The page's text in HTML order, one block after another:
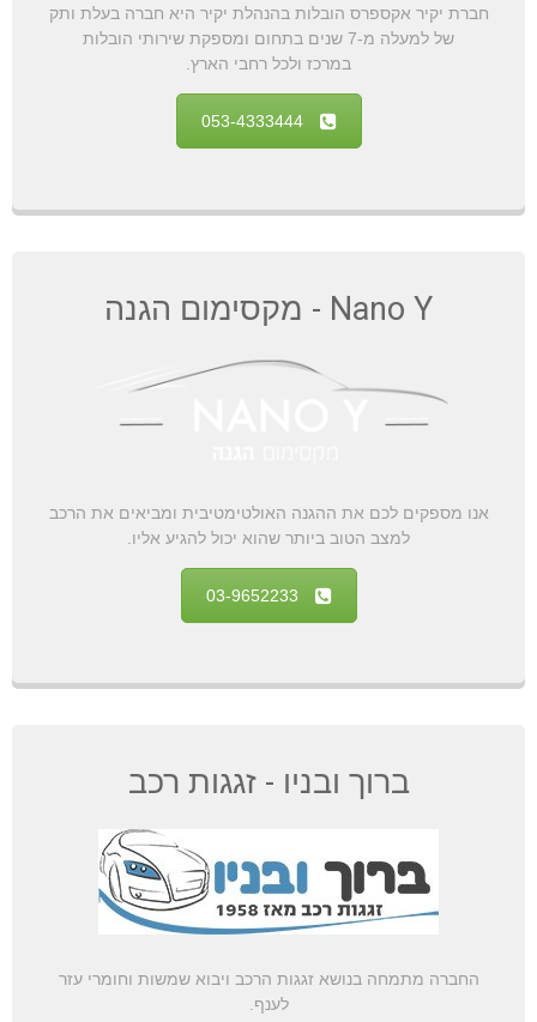
חברת יקיר אקספרס הובלות בהנהלת יקיר היא חברה בעלת ותק
של למעלה מ-7 שנים בתחום ומספקת שירותי הובלות
במרכז ולכל רחבי הארץ.
053-4333444
Nano Y - מקסימום הגנה
אנו מספקים לכם את ההגנה האולטימטיבית ומביאים את הרכב
למצב הטוב ביותר שהוא יכול להגיע אליו.
03-9652233
ברוך ובניו - זגגות רכב
החברה מתמחה בנושא זגגות הרכב ויבוא שמשות וחומרי עזר
לענף.